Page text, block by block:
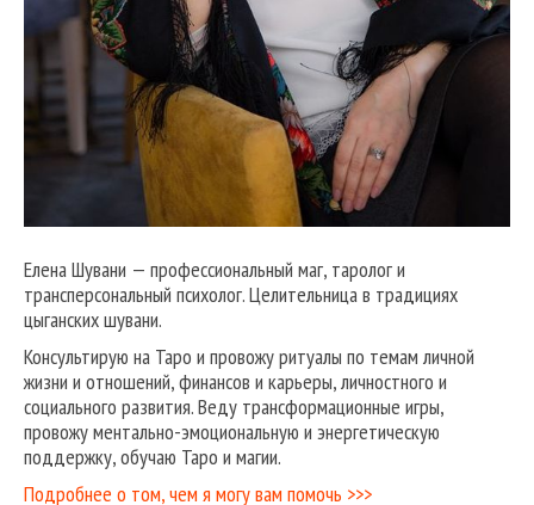
Елена Шувани — профессиональный маг, таролог и
трансперсональный психолог. Целительница в традициях
цыганских шувани.
Консультирую на Таро и провожу ритуалы по темам личной
жизни и отношений, финансов и карьеры, личностного и
социального развития. Веду трансформационные игры,
провожу ментально-эмоциональную и энергетическую
поддержку, обучаю Таро и магии.
Подробнее о том, чем я могу вам помочь >>>